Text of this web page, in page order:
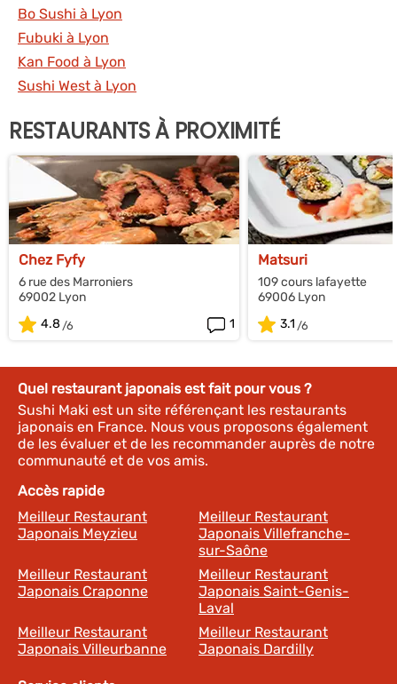
Bo Sushi à Lyon
Fubuki à Lyon
Kan Food à Lyon
Sushi West à Lyon
RESTAURANTS À PROXIMITÉ
Chez Fyfy
6 rue des Marroniers
69002 Lyon
4.8
1
Matsuri
109 cours lafayette
69006 Lyon
3.1
Quel restaurant japonais est fait pour vous ?
Sushi Maki est un site référençant les restaurants
japonais en France. Nous vous proposons également
de les évaluer et de les recommander auprès de notre
communauté et de vos amis.
Accès rapide
Meilleur Restaurant
Japonais Meyzieu
Meilleur Restaurant
Japonais Villefranche-
sur-Saône
Meilleur Restaurant
Japonais Craponne
Meilleur Restaurant
Japonais Saint-Genis-
Laval
Meilleur Restaurant
Japonais Villeurbanne
Meilleur Restaurant
Japonais Dardilly